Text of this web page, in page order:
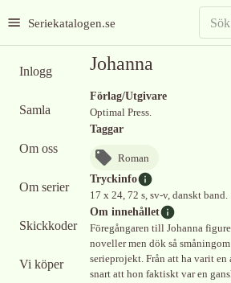
Seriekatalogen.se
Inlogg
Samla
Om oss
Om serier
Skickkoder
Vi köper
Johanna
Förlag/Utgivare
Optimal Press.
Taggar
Roman
Tryckinfo
17 x 24, 72 s, sv-v, danskt band.
Om innehållet
Föregångaren till Johanna
noveller men dök så
serieprojekt. Från att ha varit
snart att hon faktiskt var en